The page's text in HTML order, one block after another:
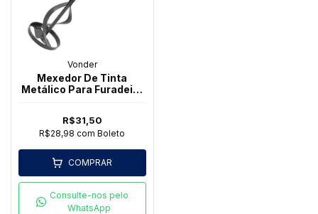
Vonder
Mexedor De Tinta
Metálico Para Furadeira
R$31,50
R$28,98com Boleto
COMPRAR
Consulte-nos pelo
WhatsApp